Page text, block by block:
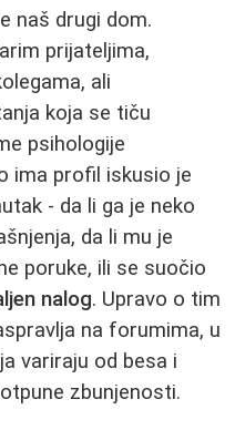
naš drugi dom.
prijateljima,
ali
koja se tiču
psihologije
ima profil iskusio je
- da li ga je neko
da li mu je
poruke, ili se suočio
nalog. Upravo o tim
na forumima, u
variraju od besa i
zbunjenosti.